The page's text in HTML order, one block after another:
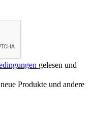
gelesen und
Produkte und andere